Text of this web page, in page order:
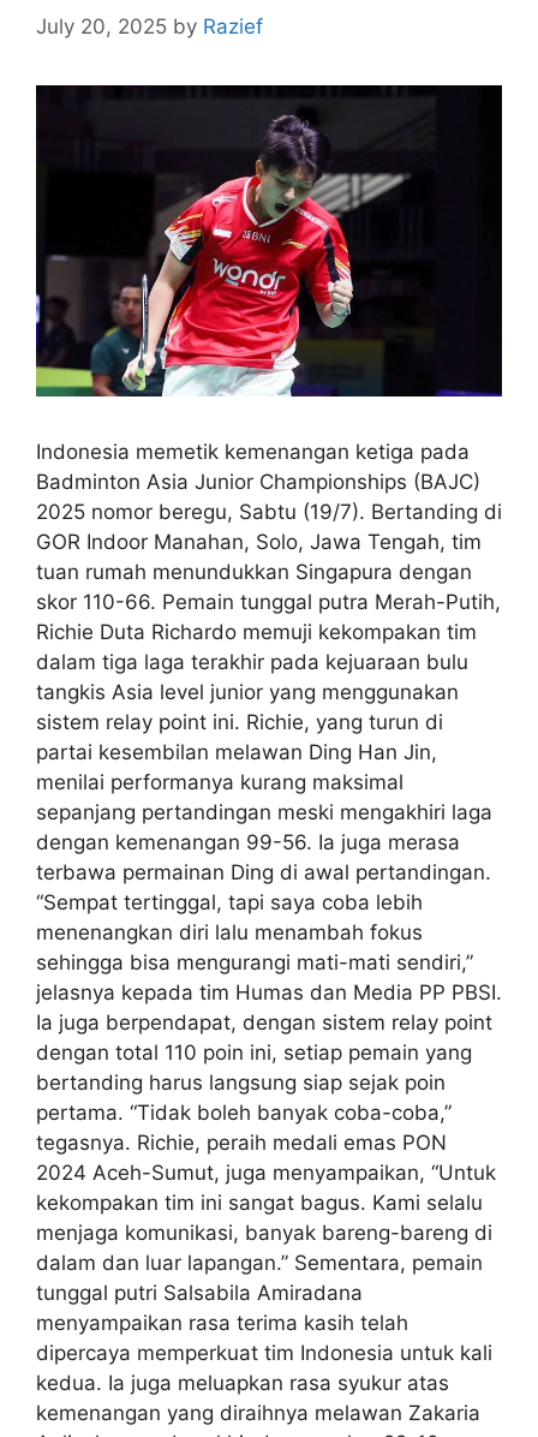
July 20, 2025 by Razief
Indonesia memetik kemenangan ketiga pada
Badminton Asia Junior Championships (BAJC)
2025 nomor beregu, Sabtu (19/7). Bertanding di
GOR Indoor Manahan, Solo, Jawa Tengah, tim
tuan rumah menundukkan Singapura dengan
skor 110-66. Pemain tunggal putra Merah-Putih,
Richie Duta Richardo memuji kekompakan tim
dalam tiga laga terakhir pada kejuaraan bulu
tangkis Asia level junior yang menggunakan
sistem relay point ini. Richie, yang turun di
partai kesembilan melawan Ding Han Jin,
menilai performanya kurang maksimal
sepanjang pertandingan meski mengakhiri laga
dengan kemenangan 99-56. Ia juga merasa
terbawa permainan Ding di awal pertandingan.
“Sempat tertinggal, tapi saya coba lebih
menenangkan diri lalu menambah fokus
sehingga bisa mengurangi mati-mati sendiri,”
jelasnya kepada tim Humas dan Media PP PBSI.
Ia juga berpendapat, dengan sistem relay point
dengan total 110 poin ini, setiap pemain yang
bertanding harus langsung siap sejak poin
pertama. “Tidak boleh banyak coba-coba,”
tegasnya. Richie, peraih medali emas PON
2024 Aceh-Sumut, juga menyampaikan, “Untuk
kekompakan tim ini sangat bagus. Kami selalu
menjaga komunikasi, banyak bareng-bareng di
dalam dan luar lapangan.” Sementara, pemain
tunggal putri Salsabila Amiradana
menyampaikan rasa terima kasih telah
dipercaya memperkuat tim Indonesia untuk kali
kedua. Ia juga meluapkan rasa syukur atas
kemenangan yang diraihnya melawan Zakaria